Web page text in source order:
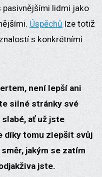
pasivnějšími lidmi jako
Úspěchů lze totiž
s konkrétními
není lepší ani
silné stránky své
ať už jste
díky tomu zlepšit svůj
jakým se zatím
jste.